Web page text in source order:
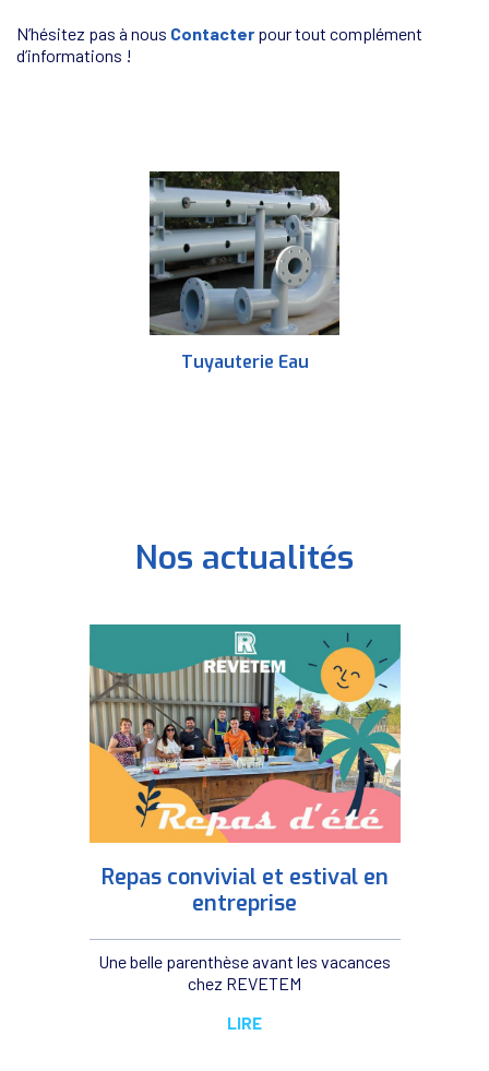
N’hésitez pas à nous Contacter pour tout complément
d’informations !
Tuyauterie Eau
Nos actualités
Repas convivial et estival en
entreprise
Une belle parenthèse avant les vacances
chez REVETEM
LIRE